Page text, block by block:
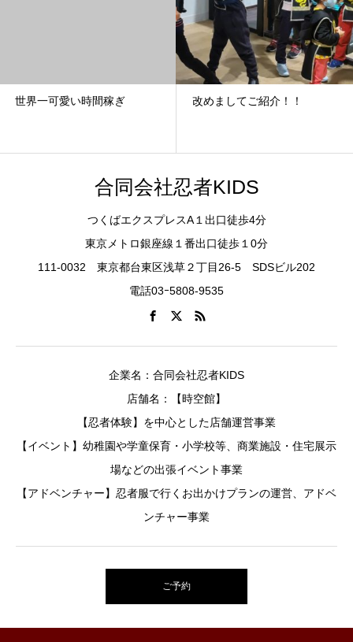
世界一可愛い時間稼ぎ 改めましてご紹介！！
合同会社忍者KIDS
つくばエクスプレスA１出口徒歩4分
東京メトロ銀座線１番出口徒歩１0分
111-0032 東京都台東区浅草２丁目26-5 SDSビル202
電話03ｰ5808-9535
企業名：合同会社忍者KIDS
店舗名：【時空館】
【忍者体験】を中心とした店舗運営事業
【イベント】幼稚園や学童保育・小学校等、商業施設・住宅展示
場などの出張イベント事業
【アドベンチャー】忍者服で行くお出かけプランの運営、アドベ
ンチャー事業
ご予約